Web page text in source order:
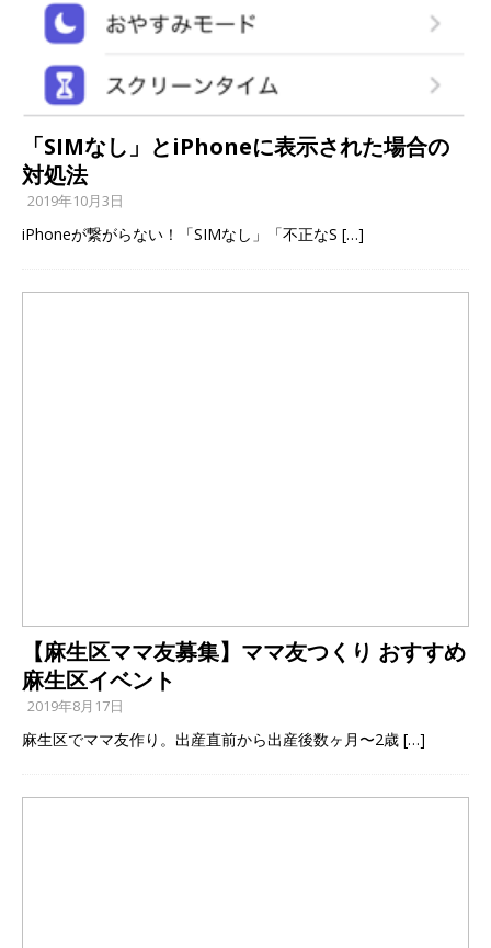
「SIMなし」とiPhoneに表示された場合の
対処法
2019年10月3日
iPhoneが繋がらない！「SIMなし」「不正なS […]
【麻生区ママ友募集】ママ友つくり おすすめ
麻生区イベント
2019年8月17日
麻生区でママ友作り。出産直前から出産後数ヶ月〜2歳 […]